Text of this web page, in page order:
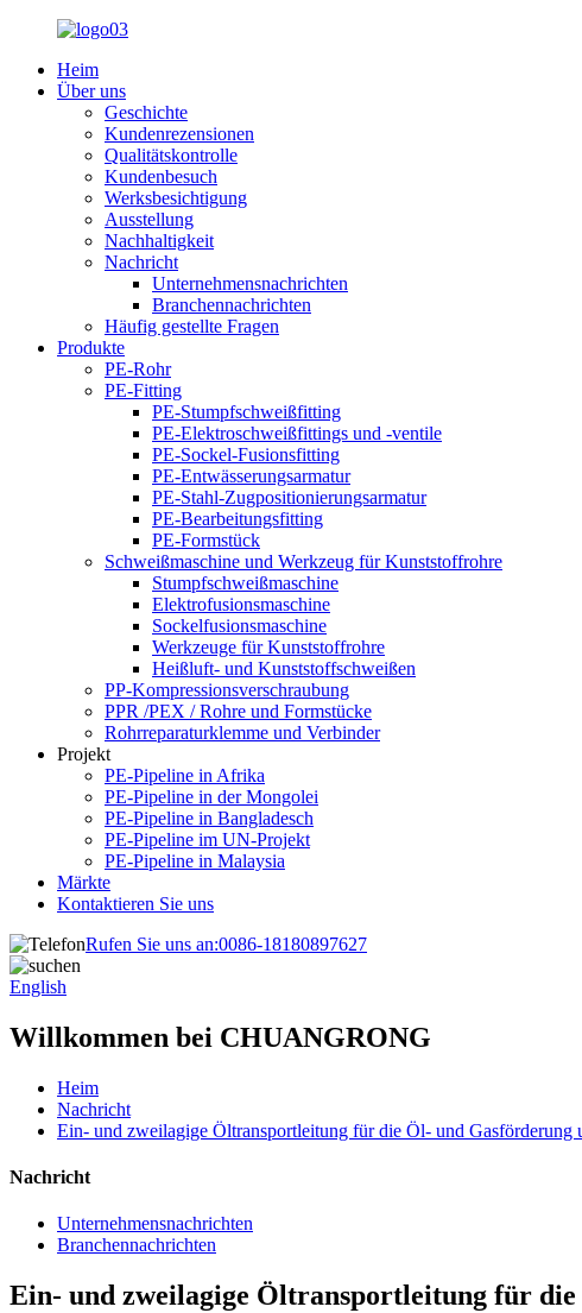
Heim
Über uns
Geschichte
Kundenrezensionen
Qualitätskontrolle
Kundenbesuch
Werksbesichtigung
Ausstellung
Nachhaltigkeit
Nachricht
Unternehmensnachrichten
Branchennachrichten
Häufig gestellte Fragen
Produkte
PE-Rohr
PE-Fitting
PE-Stumpfschweißfitting
PE-Elektroschweißfittings und -ventile
PE-Sockel-Fusionsfitting
PE-Entwässerungsarmatur
PE-Stahl-Zugpositionierungsarmatur
PE-Bearbeitungsfitting
PE-Formstück
Schweißmaschine und Werkzeug für Kunststoffrohre
Stumpfschweißmaschine
Elektrofusionsmaschine
Sockelfusionsmaschine
Werkzeuge für Kunststoffrohre
Heißluft- und Kunststoffschweißen
PP-Kompressionsverschraubung
PPR /PEX / Rohre und Formstücke
Rohrreparaturklemme und Verbinder
Projekt
PE-Pipeline in Afrika
PE-Pipeline in der Mongolei
PE-Pipeline in Bangladesch
PE-Pipeline im UN-Projekt
PE-Pipeline in Malaysia
Märkte
Kontaktieren Sie uns
Rufen Sie uns an:0086-18180897627
English
Willkommen bei CHUANGRONG
Heim
Nachricht
Ein- und zweilagige Öltransportleitung für die Öl- und
Nachricht
Unternehmensnachrichten
Branchennachrichten
Ein- und zweilagige Öltransportleitung für